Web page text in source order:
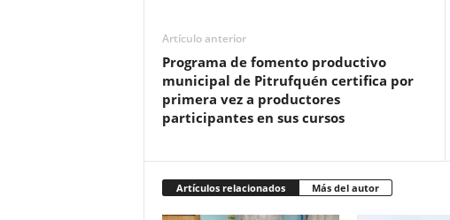
Artículo anterior
Programa de fomento productivo
municipal de Pitrufquén certifica por
primera vez a productores
participantes en sus cursos
Artículos relacionados Más del autor